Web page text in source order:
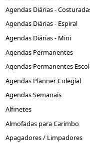
Agendas Diárias -
Agendas Diárias - Espiral
Agendas Diárias - Mini
Agendas Permanentes
Agendas Permanentes
Agendas Planner Colegial
Agendas Semanais
Alfinetes
Almofadas para Carimbo
Apagadores / Limpadores